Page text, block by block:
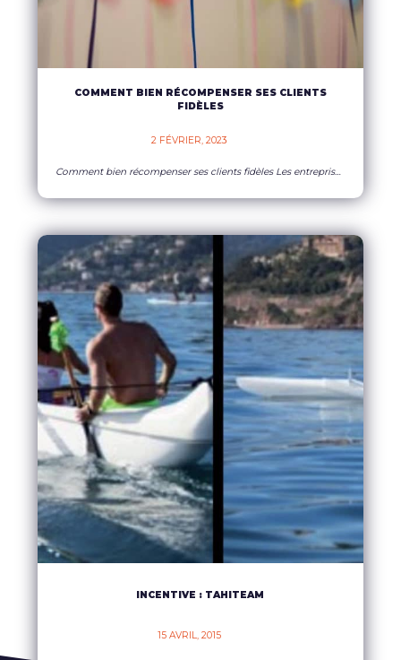
COMMENT BIEN RÉCOMPENSER SES CLIENTS
FIDÈLES
2 FÉVRIER, 2023
Comment bien récompenser ses clients fidèles Les entreprises en pleine croissance doivent non seulement attirer de nouveaux clients, mais elles doivent également conserver ceux qu’elles ont déjà. Pour cela, les récompenses seront parfaites pour remercier vos clients mais aussi elles permettent de les fidéliser, alors pourquoi s’en priver ? Parmi ces différentes manières de remercier
INCENTIVE : TAHITEAM
15 AVRIL, 2015